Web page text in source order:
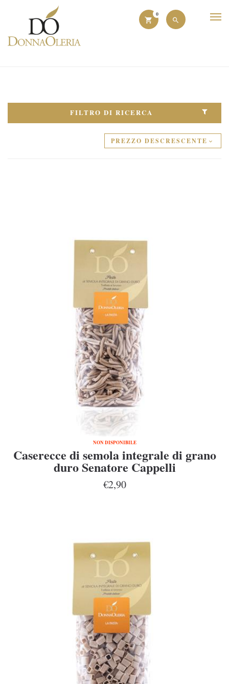
0
FILTRO DI RICERCA
PREZZO DESCRESCENTE
NON DISPONIBILE
Caserecce di semola integrale di grano
duro Senatore Cappelli
€2,90